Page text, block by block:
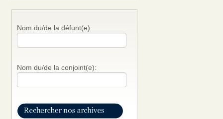
Nom du/de la défunt(e):
Nom du/de la conjoint(e):